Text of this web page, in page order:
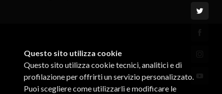
Questo sito utilizza cookie
Questo sito utilizza cookie tecnici, analitici e di
profilazione per offrirti un servizio personalizzato.
Puoi scegliere come utilizzarli e modificare le